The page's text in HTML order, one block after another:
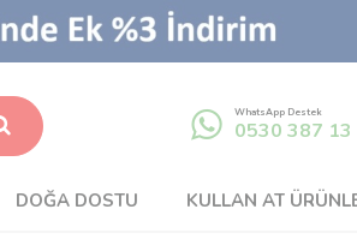
WhatsApp Destek
0530 387 13
DOĞA DOSTU KULLAN AT